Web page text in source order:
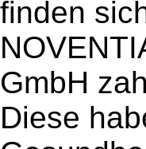
finden
GmbH
Diese